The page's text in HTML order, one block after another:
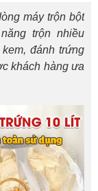
máy trộn bột
trộn nhiều
đánh trứng
khách hàng ưa